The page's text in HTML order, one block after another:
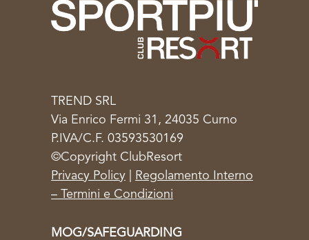
TREND SRL
Via Enrico Fermi 31, 24035 Curno
P.IVA/C.F. 03593530169
©Copyright ClubResort
Privacy Policy
Regolamento Interno
– Termini e Condizioni
MOG/SAFEGUARDING